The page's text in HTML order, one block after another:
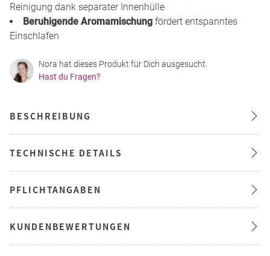
Reinigung dank separater Innenhülle
Beruhigende Aromamischung fördert entspanntes
Einschlafen
Nora hat dieses Produkt für Dich ausgesucht.
Hast du Fragen?
BESCHREIBUNG
TECHNISCHE DETAILS
PFLICHTANGABEN
KUNDENBEWERTUNGEN